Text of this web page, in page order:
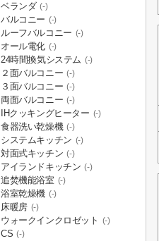
ベランダ (-)
バルコニー (-)
ルーフバルコニー (-)
オール電化 (-)
24時間換気システム (-)
２面バルコニー (-)
３面バルコニー (-)
両面バルコニー (-)
IHクッキングヒーター (-)
食器洗い乾燥機 (-)
システムキッチン (-)
対面式キッチン (-)
アイランドキッチン (-)
追焚機能浴室 (-)
浴室乾燥機 (-)
床暖房 (-)
ウォークインクロゼット (-)
CS (-)